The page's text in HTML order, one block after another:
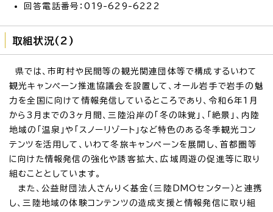
回答電話番号：019-629-6222
取組状況(2)
県では、市町村や民間等の観光関連団体等で構成するいわて
観光キャンペーン推進協議会を設置して、オール岩手で岩手の魅
力を全国に向けて情報発信しているところであり、令和6年1月
から3月までの3ヶ月間、三陸沿岸の「冬の味覚」、「絶景」、内陸
地域の「温泉」や「スノーリゾート」など特色のある冬季観光コン
テンツを活用して、いわて冬旅キャンペーンを展開し、首都圏等
に向けた情報発信の強化や誘客拡大、広域周遊の促進等に取り
組むこととしています。
また、公益財団法人さんりく基金（三陸DMOセンター）と連携
し、三陸地域の体験コンテンツの造成支援と情報発信に取り組